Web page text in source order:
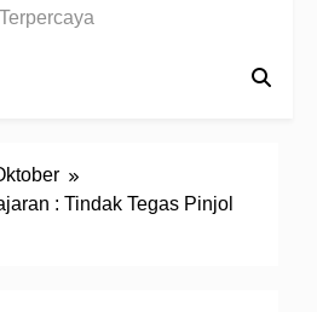
: Tindak Tegas Pinjol